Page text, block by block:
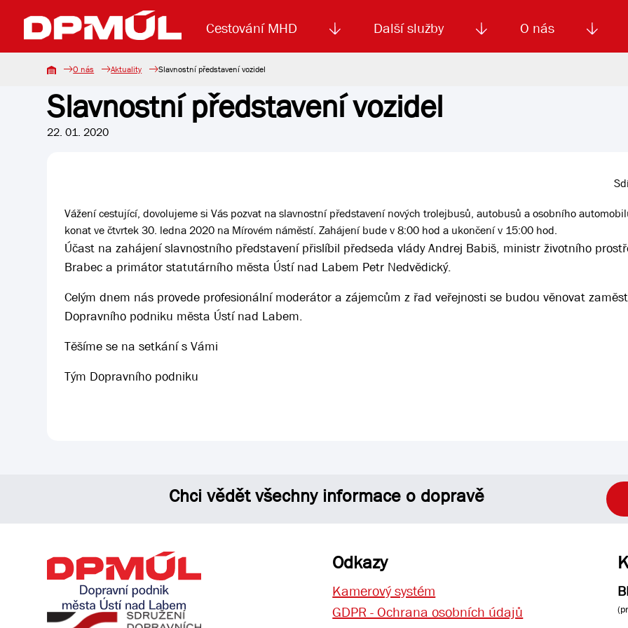
Cestování MHD
Uzavření mostu Dr. E. Beneše Koupit jízdenku Jízdné MHD
Další služby
Lanová dráha Reklama Smluvní doprava
O nás
Základní údaje Aktuality Výběrová řízení
O nás Aktuality Slavnostní představení vozidel
Slavnostní představení vozidel
22. 01. 2020
Vážení cestující, dovolujeme si Vás pozvat na slavnostní představení nových trolejbusů, autobusů a osobního
konat ve čtvrtek 30. ledna 2020 na Mírovém náměstí. Zahájení bude v 8:00 hod a ukončení v 15:00 hod.
Účast na zahájení slavnostního představení přislíbil předseda vlády Andrej Babiš, ministr životního
Brabec a primátor statutárního města Ústí nad Labem Petr Nedvědický.
Celým dnem nás provede profesionální moderátor a zájemcům z řad veřejnosti se budou věnovat
Dopravního podniku města Ústí nad Labem.
Těšíme se na setkání s Vámi
Tým Dopravního podniku
Chci vědět všechny informace o dopravě
Odkazy
Kamerový systém
GDPR - Ochrana osobních údajů